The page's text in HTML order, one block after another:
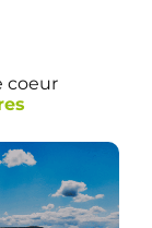
coeur